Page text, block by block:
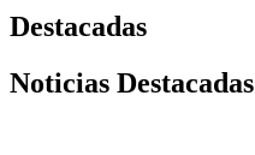
Destacadas
Noticias Destacadas